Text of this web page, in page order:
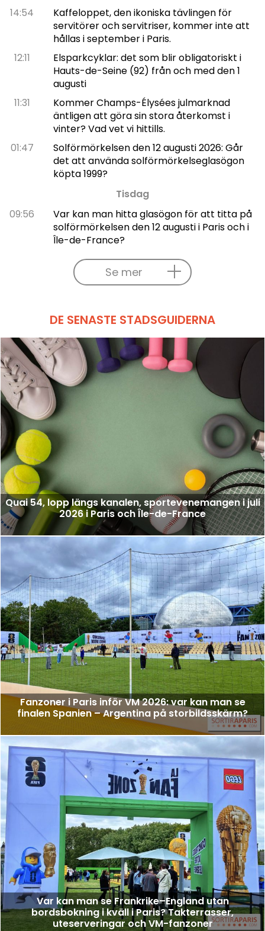
14:54
Kaffeloppet, den ikoniska tävlingen för
servitörer och servitriser, kommer inte att
hållas i september i Paris.
12:11
Elsparkcyklar: det som blir obligatoriskt i
Hauts-de-Seine (92) från och med den 1
augusti
11:31
Kommer Champs-Élysées julmarknad
äntligen att göra sin stora återkomst i
vinter? Vad vet vi hittills.
01:47
Solförmörkelsen den 12 augusti 2026: Går
det att använda solförmörkelseglasögon
köpta 1999?
Tisdag
09:56
Var kan man hitta glasögon för att titta på
solförmörkelsen den 12 augusti i Paris och i
Île-de-France?
Se mer
DE SENASTE STADSGUIDERNA
Quai 54, lopp längs kanalen, sportevenemangen i juli
2026 i Paris och Île-de-France
Fanzoner i Paris inför VM 2026: var kan man se
finalen Spanien – Argentina på storbildsskärm?
Var kan man se Frankrike–England utan
bordsbokning i kväll i Paris? Takterrasser,
uteserveringar och VM-fanzoner